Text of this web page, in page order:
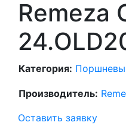
Remeza
Категория:
Производитель:
Оставить заявку